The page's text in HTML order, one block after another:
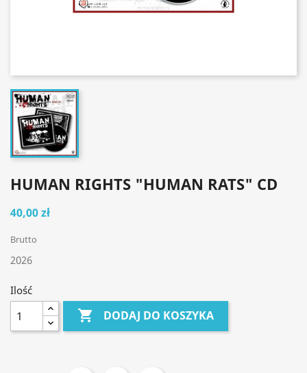
HUMAN RIGHTS "HUMAN RATS" CD
40,00 zł
Brutto
2026
Ilość
 DODAJ DO KOSZYKA